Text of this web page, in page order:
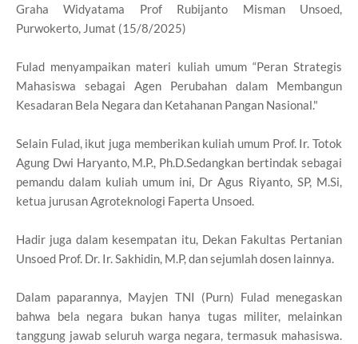
Graha Widyatama Prof Rubijanto Misman Unsoed,
Purwokerto, Jumat (15/8/2025)
Fulad menyampaikan materi kuliah umum “Peran Strategis
Mahasiswa sebagai Agen Perubahan dalam Membangun
Kesadaran Bela Negara dan Ketahanan Pangan Nasional."
Selain Fulad, ikut juga memberikan kuliah umum Prof. Ir. Totok
Agung Dwi Haryanto, M.P., Ph.D.Sedangkan bertindak sebagai
pemandu dalam kuliah umum ini, Dr Agus Riyanto, SP, M.Si,
ketua jurusan Agroteknologi Faperta Unsoed.
Hadir juga dalam kesempatan itu, Dekan Fakultas Pertanian
Unsoed Prof. Dr. Ir. Sakhidin, M.P, dan sejumlah dosen lainnya.
Dalam paparannya, Mayjen TNI (Purn) Fulad menegaskan
bahwa bela negara bukan hanya tugas militer, melainkan
tanggung jawab seluruh warga negara, termasuk mahasiswa.